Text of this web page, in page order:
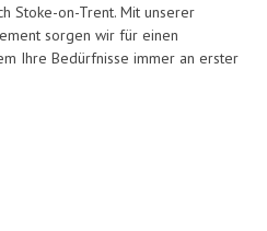
Stoke-on-Trent. Mit unserer
sorgen wir für einen
Ihre Bedürfnisse immer an erster